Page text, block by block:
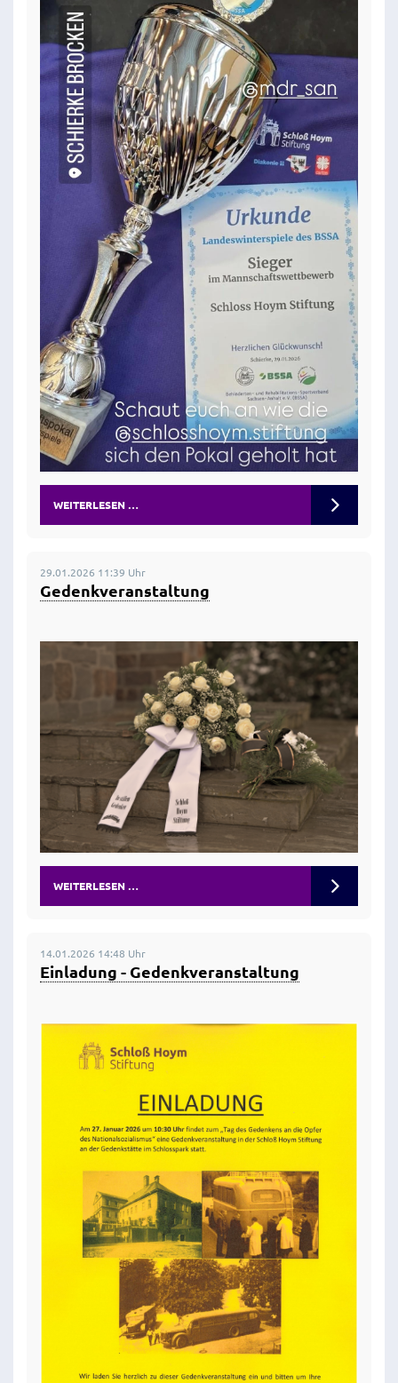
WEITERLESEN …
29.01.2026 11:39 Uhr
Gedenkveranstaltung
WEITERLESEN …
14.01.2026 14:48 Uhr
Einladung - Gedenkveranstaltung